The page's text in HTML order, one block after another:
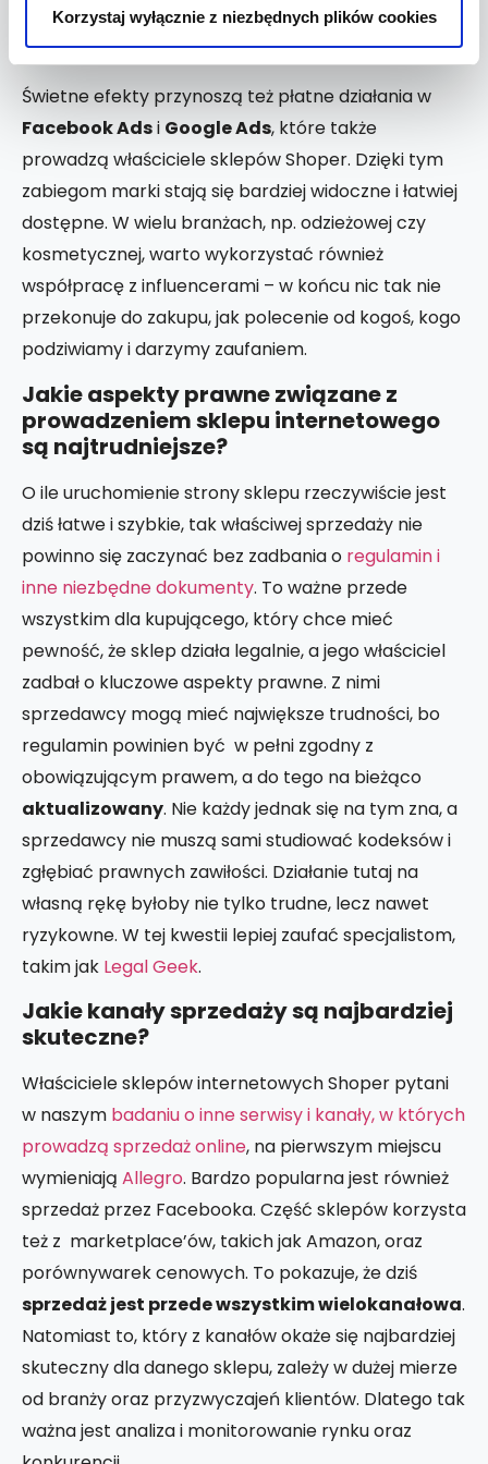
Korzystaj wyłącznie z niezbędnych plików cookies
stanowi dla kupujących pierwsze źródło informacji o
firmie.
Świetne efekty przynoszą też płatne działania w
Facebook Adsi Google Ads, które także
prowadzą właściciele sklepów Shoper. Dzięki tym
zabiegom marki stają się bardziej widoczne i łatwiej
dostępne. W wielu branżach, np. odzieżowej czy
kosmetycznej, warto wykorzystać również
współpracę z influencerami – w końcu nic tak nie
przekonuje do zakupu, jak polecenie od kogoś, kogo
podziwiamy i darzymy zaufaniem.
Jakie aspekty prawne związane z
prowadzeniem sklepu internetowego
są najtrudniejsze?
O ile uruchomienie strony sklepu rzeczywiście jest
dziś łatwe i szybkie, tak właściwej sprzedaży nie
powinno się zaczynać bez zadbania o regulamin i
inne niezbędne dokumenty. To ważne przede
wszystkim dla kupującego, który chce mieć
pewność, że sklep działa legalnie, a jego właściciel
zadbał o kluczowe aspekty prawne. Z nimi
sprzedawcy mogą mieć największe trudności, bo
regulamin powinien być w pełni zgodny z
obowiązującym prawem, a do tego na bieżąco
aktualizowany. Nie każdy jednak się na tym zna, a
sprzedawcy nie muszą sami studiować kodeksów i
zgłębiać prawnych zawiłości. Działanie tutaj na
własną rękę byłoby nie tylko trudne, lecz nawet
ryzykowne. W tej kwestii lepiej zaufać specjalistom,
takim jak Legal Geek.
Jakie kanały sprzedaży są najbardziej
skuteczne?
Właściciele sklepów internetowych Shoper pytani
w naszym badaniu o inne serwisy i kanały, w których
prowadzą sprzedaż online, na pierwszym miejscu
wymieniają Allegro. Bardzo popularna jest również
sprzedaż przez Facebooka. Część sklepów korzysta
też z marketplace’ów, takich jak Amazon, oraz
porównywarek cenowych. To pokazuje, że dziś
sprzedaż jest przede wszystkim wielokanałowa.
Natomiast to, który z kanałów okaże się najbardziej
skuteczny dla danego sklepu, zależy w dużej mierze
od branży oraz przyzwyczajeń klientów. Dlatego tak
ważna jest analiza i monitorowanie rynku oraz